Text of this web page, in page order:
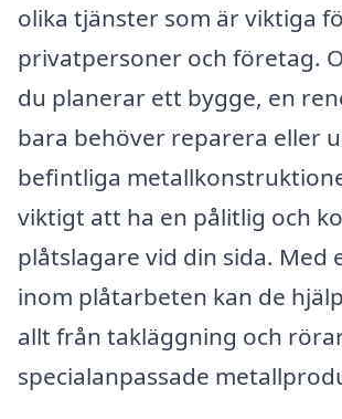
olika tjänster som är viktiga
privatpersoner och företag.
du planerar ett bygge, en
bara behöver reparera eller
befintliga
viktigt att ha en pålitlig och
plåtslagare vid din sida. Med
inom plåtarbeten kan de
allt från takläggning och
specialanpassade